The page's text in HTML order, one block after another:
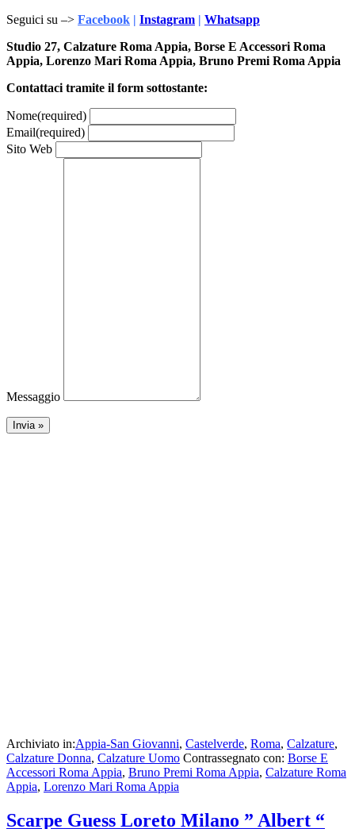
Seguici su –> Facebook | Instagram | Whatsapp
Studio 27, Calzature Roma Appia, Borse E Accessori Roma
Appia, Lorenzo Mari Roma Appia, Bruno Premi Roma Appia
Contattaci tramite il form sottostante:
Nome(required)
Email(required)
Sito Web
Messaggio
Archiviato in:Appia-San Giovanni, Castelverde, Roma, Calzature,
Calzature Donna, Calzature Uomo Contrassegnato con: Borse E
Accessori Roma Appia, Bruno Premi Roma Appia, Calzature Roma
Appia, Lorenzo Mari Roma Appia
Scarpe Guess Loreto Milano ” Albert “